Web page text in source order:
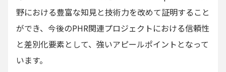
野における豊富な知見と技術力を改めて証明すること
ができ、今後のPHR関連プロジェクトにおける信頼性
と差別化要素として、強いアピールポイントとなって
います。